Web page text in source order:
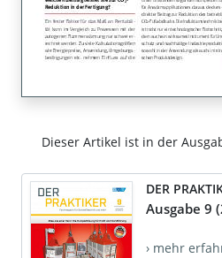
Dieser Artikel ist in der
DER
Ausgabe 9
› mehr